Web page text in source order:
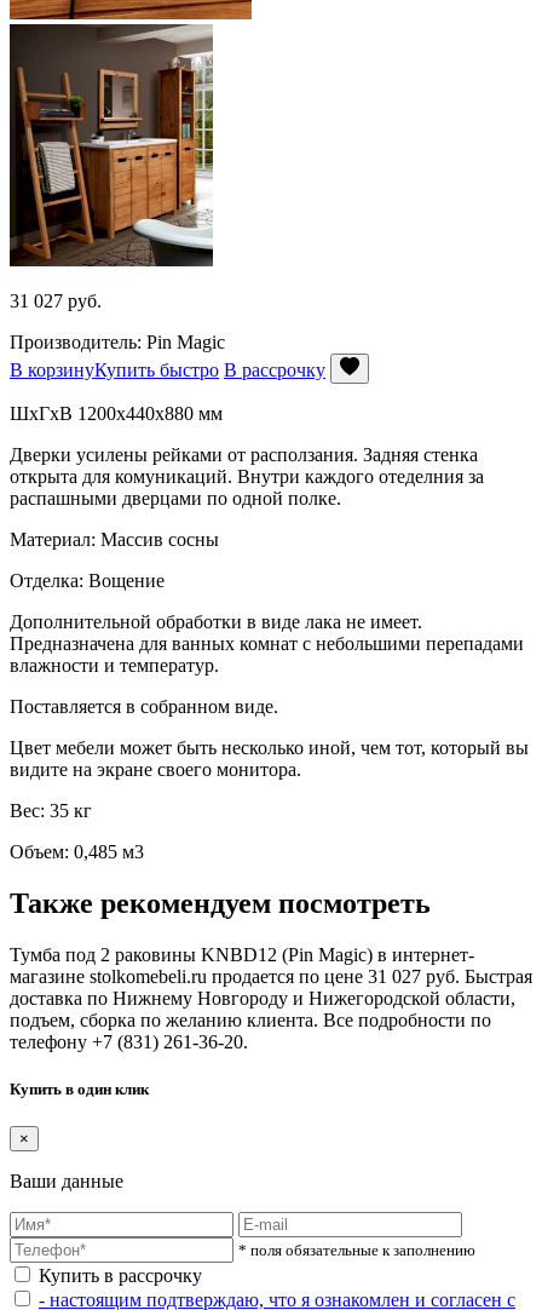
31 027 руб.
Производитель: Pin Magic
В корзинуКупить быстро В рассрочку
ШхГхВ 1200x440x880 мм
Дверки усилены рейками от расползания. Задняя стенка
открыта для комуникаций. Внутри каждого отеделния за
распашными дверцами по одной полке.
Материал: Массив сосны
Отделка: Вощение
Дополнительной обработки в виде лака не имеет.
Предназначена для ванных комнат с небольшими перепадами
влажности и температур.
Поставляется в собранном виде.
Цвет мебели может быть несколько иной, чем тот, который вы
видите на экране своего монитора.
Вес: 35 кг
Объем: 0,485 м3
Также рекомендуем посмотреть
Тумба под 2 раковины KNBD12 (Pin Magic) в интернет-
магазине stolkomebeli.ru продается по цене 31 027 руб. Быстрая
доставка по Нижнему Новгороду и Нижегородской области,
подъем, сборка по желанию клиента. Все подробности по
телефону +7 (831) 261-36-20.
Купить в один клик
×
Ваши данные
* поля обязательные к заполнению
Купить в рассрочку
- настоящим подтверждаю, что я ознакомлен и согласен с